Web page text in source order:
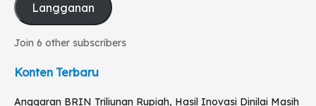
Langganan
Join 6 other subscribers
Konten Terbaru
Anggaran BRIN Triliunan Rupiah, Hasil Inovasi Dinilai Masih